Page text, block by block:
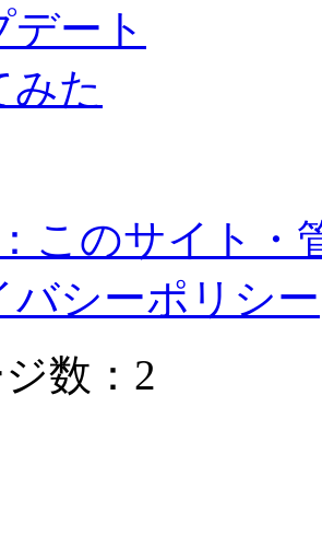
デート
みた
このサイト・
バシーポリシー
数：2